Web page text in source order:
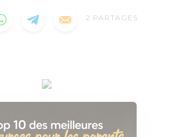
2 PARTAGES